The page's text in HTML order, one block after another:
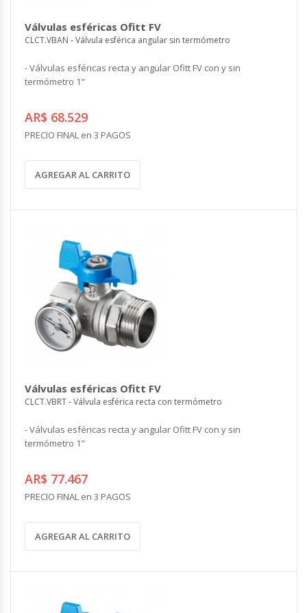
Válvulas esféricas Ofitt FV
CLCT.VBAN - Válvula esférica angular sin termómetro
- Válvulas esféricas recta y angular Ofitt FV con y sin
termómetro 1"
AR$ 68.529
PRECIO FINAL en 3 PAGOS
AGREGAR AL CARRITO
Válvulas esféricas Ofitt FV
CLCT.VBRT - Válvula esférica recta con termómetro
- Válvulas esféricas recta y angular Ofitt FV con y sin
termómetro 1"
AR$ 77.467
PRECIO FINAL en 3 PAGOS
AGREGAR AL CARRITO